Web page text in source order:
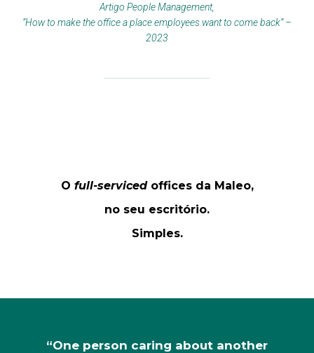
Artigo People Management,
“How to make the office a place employees want to come back” –
2023
O full-servicedoffices da Maleo,
no seu escritório.
Simples.
“One person caring about another